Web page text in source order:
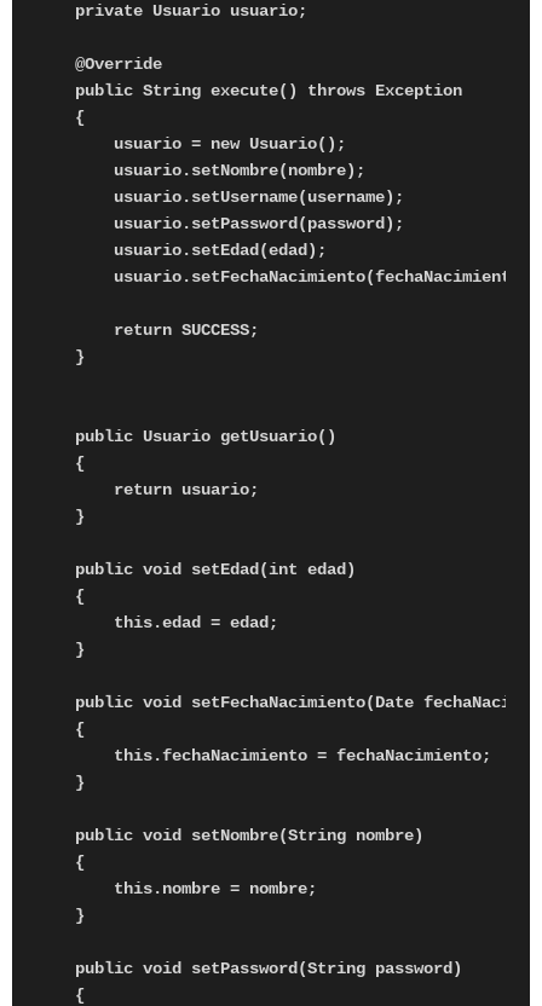
    private Usuario usuario;
    @Override
    public String execute() throws Exception
    {
        usuario = new Usuario();
        usuario.setNombre(nombre);
        usuario.setUsername(username);
        usuario.setPassword(password);
        usuario.setEdad(edad);
        usuario.setFechaNacimiento(fechaNacimiento);
        return SUCCESS;
    }
    public Usuario getUsuario()
    {
        return usuario;
    }
    public void setEdad(int edad)
    {
        this.edad = edad;
    }
public void setFechaNacimiento(Date
    {
        this.fechaNacimiento = fechaNacimiento;
    }
    public void setNombre(String nombre)
    {
        this.nombre = nombre;
    }
    public void setPassword(String password)
    {